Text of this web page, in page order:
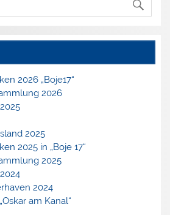
2026 „Boje17“
2026
2025
2025 in „Boje 17“
2025
2024
am Kanal“